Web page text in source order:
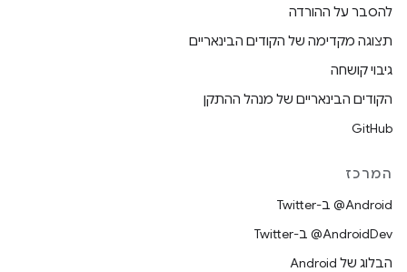
להסבר על ההורדה
תצוגה מקדימה של הקודים הבינאריים
גיבוי קושחה
הקודים הבינאריים של מנהל ההתקן
GitHub
המרכז
‎@Android ב-Twitter
‎@AndroidDev ב-Twitter
הבלוג של Android